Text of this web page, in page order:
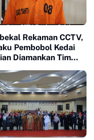
Rekaman CCTV,
Pembobol Kedai
Diamankan Tim